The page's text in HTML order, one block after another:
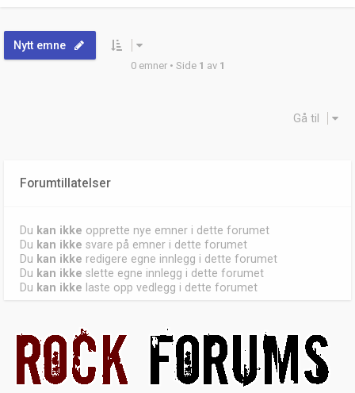
Nytt emne
0 emner • Side 1 av 1
Gå til
Forumtillatelser
Du kan ikke opprette nye emner i dette forumet
Du kan ikke svare på emner i dette forumet
Du kan ikke redigere egne innlegg i dette forumet
Du kan ikke slette egne innlegg i dette forumet
Du kan ikke laste opp vedlegg i dette forumet